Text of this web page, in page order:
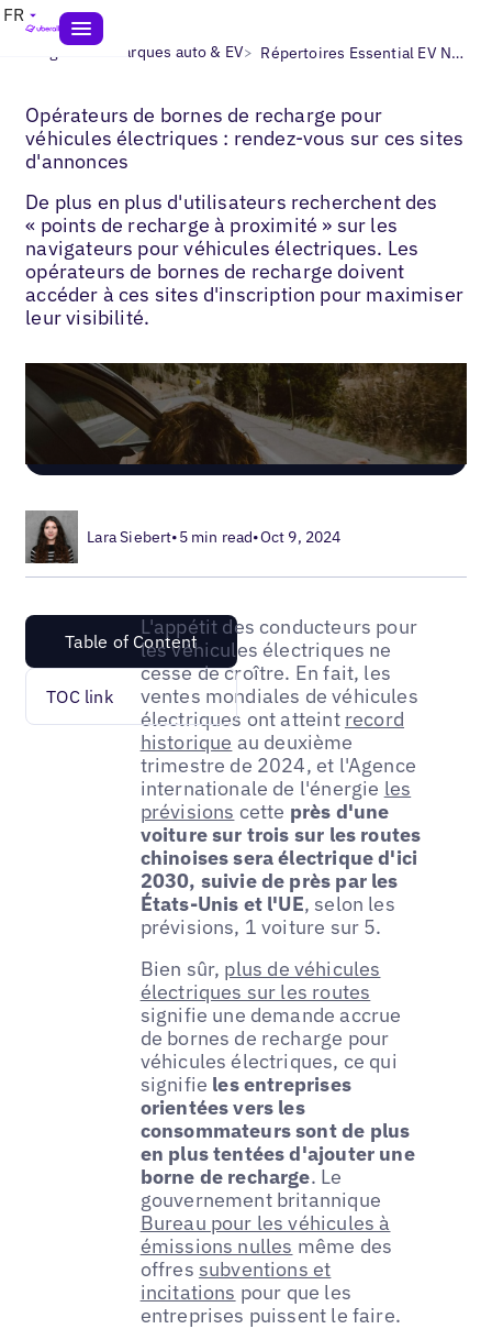
FR
Blogs> Les marques auto & EV> Répertoires Essential EV Navigator
Opérateurs de bornes de recharge pour
véhicules électriques : rendez-vous sur ces sites
d'annonces
De plus en plus d'utilisateurs recherchent des
« points de recharge à proximité » sur les
navigateurs pour véhicules électriques. Les
opérateurs de bornes de recharge doivent
accéder à ces sites d'inscription pour maximiser
leur visibilité.
Lara Siebert•5 min read•Oct 9, 2024
Table of Content
TOC link
L'appétit des conducteurs pour
les véhicules électriques ne
cesse de croître. En fait, les
ventes mondiales de véhicules
électriques ont atteint record
historique au deuxième
trimestre de 2024, et l'Agence
internationale de l'énergie les
prévisions cette près d'une
voiture sur trois sur les routes
chinoises sera électrique d'ici
2030, suivie de près par les
États-Unis et l'UE, selon les
prévisions, 1 voiture sur 5.
Bien sûr, plus de véhicules
électriques sur les routes
signifie une demande accrue
de bornes de recharge pour
véhicules électriques, ce qui
signifie les entreprises
orientées vers les
consommateurs sont de plus
en plus tentées d'ajouter une
borne de recharge. Le
gouvernement britannique
Bureau pour les véhicules à
émissions nulles même des
offres subventions et
incitations pour que les
entreprises puissent le faire.